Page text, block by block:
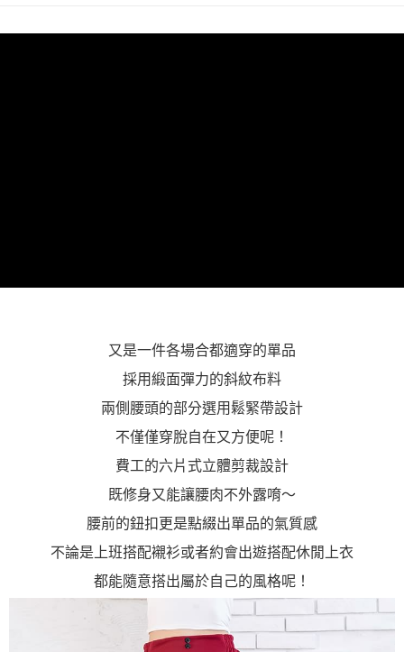
又是一件各場合都適穿的單品
採用緞面彈力的斜紋布料
兩側腰頭的部分選用鬆緊帶設計
不僅僅穿脫自在又方便呢！
費工的六片式立體剪裁設計
既修身又能讓腰肉不外露唷～
腰前的鈕扣更是點綴出單品的氣質感
不論是上班搭配襯衫或者約會出遊搭配休閒上衣
都能隨意搭出屬於自己的風格呢！